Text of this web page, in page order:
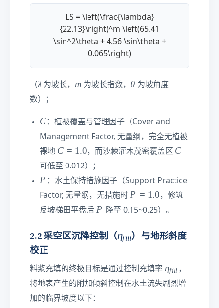
a)
xt
d
ot
\t
xt
{
h
d
ot
xt
{a
LS = \left(\frac{\lambda}
{22.13}\right)^m \left(65.41
\sin^2\theta + 4.56 \sin\theta +
0.065\right)
（\l
a
m
b
a
λ 为坡长， m
m 为坡长指数， θ
θ 为坡角度
数）；
C
C ：植被覆盖与管理因子（Cover and
Management Factor, 无量纲，完全无植被
裸地 C
=
1
.
0
C = 1.0，而沙棘灌木茂密覆盖区 C
C
可低至 0.012）；
P
P ：水土保持措施因子（Support Practice
Factor, 无量纲，无措施时 P
=
.
0
P = 1.0，修筑
反坡梯田平盘后 P
P 降至 0.15~0.25）。
2.2 采空区沉降控制（\
t
a
_
ηfill）与地形斜度
校正
料浆充填的终极目标是通过控制充填率 η
_
{
ηfill ，
将地表产生的附加倾斜控制在水土流失剧烈增
加的临界坡度以下：